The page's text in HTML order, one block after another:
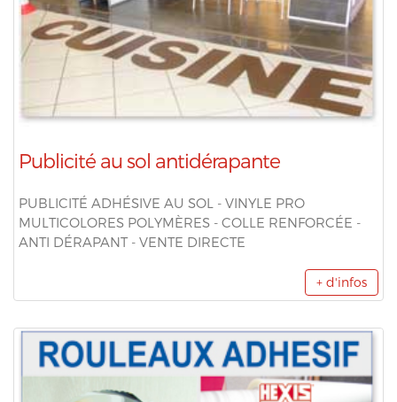
Publicité au sol antidérapante
PUBLICITÉ ADHÉSIVE AU SOL - VINYLE PRO
MULTICOLORES POLYMÈRES - COLLE RENFORCÉE -
ANTI DÉRAPANT - VENTE DIRECTE
+ d'infos